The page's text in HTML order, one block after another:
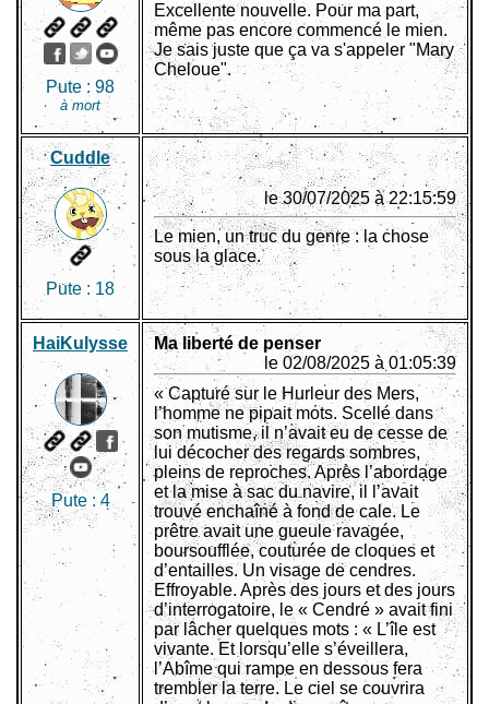
Pute : 98
à mort
Excellente nouvelle. Pour ma part,
même pas encore commencé le mien.
Je sais juste que ça va s'appeler "Mary
Cheloue".
Cuddle
Pute : 18
le 30/07/2025 à 22:15:59
Le mien, un truc du genre : la chose
sous la glace.
HaiKulysse
Pute : 4
Ma liberté de penser
le 02/08/2025 à 01:05:39
« Capturé sur le Hurleur des Mers,
l’homme ne pipait mots. Scellé dans
son mutisme, il n’avait eu de cesse de
lui décocher des regards sombres,
pleins de reproches. Après l’abordage
et la mise à sac du navire, il l’avait
trouvé enchaîné à fond de cale. Le
prêtre avait une gueule ravagée,
boursoufflée, couturée de cloques et
d’entailles. Un visage de cendres.
Effroyable. Après des jours et des jours
d’interrogatoire, le « Cendré » avait fini
par lâcher quelques mots : « L’île est
vivante. Et lorsqu’elle s’éveillera,
l’Abîme qui rampe en dessous fera
trembler la terre. Le ciel se couvrira